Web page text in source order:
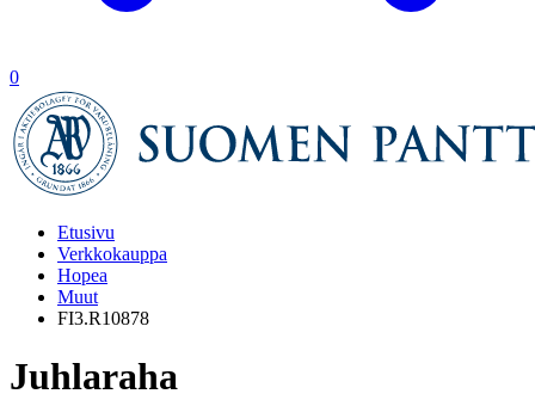
0
Etusivu
Verkkokauppa
Hopea
Muut
FI3.R10878
Juhlaraha